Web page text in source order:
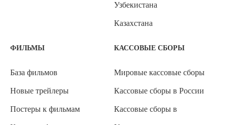
Узбекистана
Казахстана
ФИЛЬМЫ
База фильмов
Новые трейлеры
Постеры к фильмам
КАССОВЫЕ СБОРЫ
Мировые кассовые сборы
Кассовые сборы в России
Кассовые сборы в